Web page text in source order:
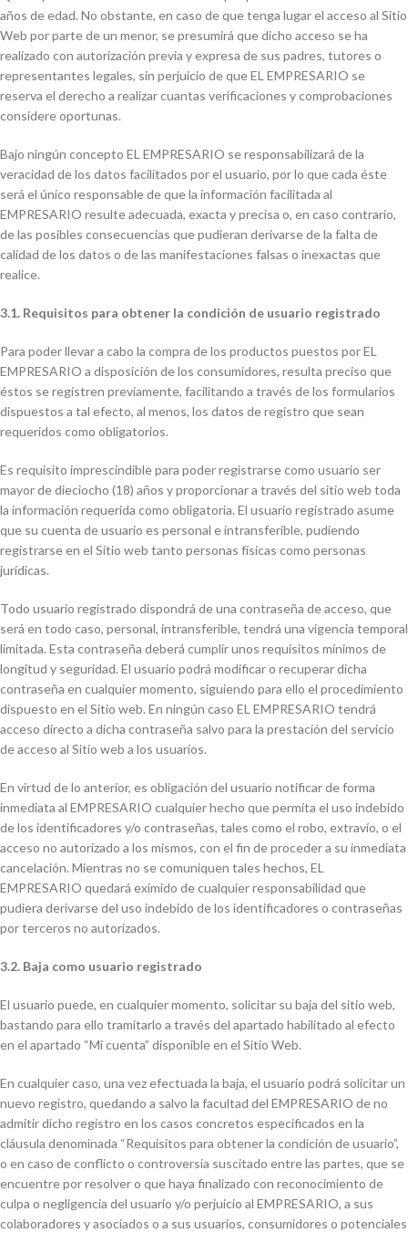
años de edad. No obstante, en caso de que tenga lugar el acceso al Sitio
Web por parte de un menor, se presumirá que dicho acceso se ha
realizado con autorización previa y expresa de sus padres, tutores o
representantes legales, sin perjuicio de que EL EMPRESARIO se
reserva el derecho a realizar cuantas verificaciones y comprobaciones
considere oportunas.
Bajo ningún concepto EL EMPRESARIO se responsabilizará de la
veracidad de los datos facilitados por el usuario, por lo que cada éste
será el único responsable de que la información facilitada al
EMPRESARIO resulte adecuada, exacta y precisa o, en caso contrario,
de las posibles consecuencias que pudieran derivarse de la falta de
calidad de los datos o de las manifestaciones falsas o inexactas que
realice.
3.1. Requisitos para obtener la condición de usuario registrado
Para poder llevar a cabo la compra de los productos puestos por EL
EMPRESARIO a disposición de los consumidores, resulta preciso que
éstos se registren previamente, facilitando a través de los formularios
dispuestos a tal efecto, al menos, los datos de registro que sean
requeridos como obligatorios.
Es requisito imprescindible para poder registrarse como usuario ser
mayor de dieciocho (18) años y proporcionar a través del sitio web toda
la información requerida como obligatoria. El usuario registrado asume
que su cuenta de usuario es personal e intransferible, pudiendo
registrarse en el Sitio web tanto personas físicas como personas
jurídicas.
Todo usuario registrado dispondrá de una contraseña de acceso, que
será en todo caso, personal, intransferible, tendrá una vigencia temporal
limitada. Esta contraseña deberá cumplir unos requisitos mínimos de
longitud y seguridad. El usuario podrá modificar o recuperar dicha
contraseña en cualquier momento, siguiendo para ello el procedimiento
dispuesto en el Sitio web. En ningún caso EL EMPRESARIO tendrá
acceso directo a dicha contraseña salvo para la prestación del servicio
de acceso al Sitio web a los usuarios.
En virtud de lo anterior, es obligación del usuario notificar de forma
inmediata al EMPRESARIO cualquier hecho que permita el uso indebido
de los identificadores y/o contraseñas, tales como el robo, extravío, o el
acceso no autorizado a los mismos, con el fin de proceder a su inmediata
cancelación. Mientras no se comuniquen tales hechos, EL
EMPRESARIO quedará eximido de cualquier responsabilidad que
pudiera derivarse del uso indebido de los identificadores o contraseñas
por terceros no autorizados.
3.2. Baja como usuario registrado
El usuario puede, en cualquier momento, solicitar su baja del sitio web,
bastando para ello tramitarlo a través del apartado habilitado al efecto
en el apartado “Mi cuenta” disponible en el Sitio Web.
En cualquier caso, una vez efectuada la baja, el usuario podrá solicitar un
nuevo registro, quedando a salvo la facultad del EMPRESARIO de no
admitir dicho registro en los casos concretos especificados en la
cláusula denominada “Requisitos para obtener la condición de usuario”,
o en caso de conflicto o controversia suscitado entre las partes, que se
encuentre por resolver o que haya finalizado con reconocimiento de
culpa o negligencia del usuario y/o perjuicio al EMPRESARIO, a sus
colaboradores y asociados o a sus usuarios, consumidores o potenciales